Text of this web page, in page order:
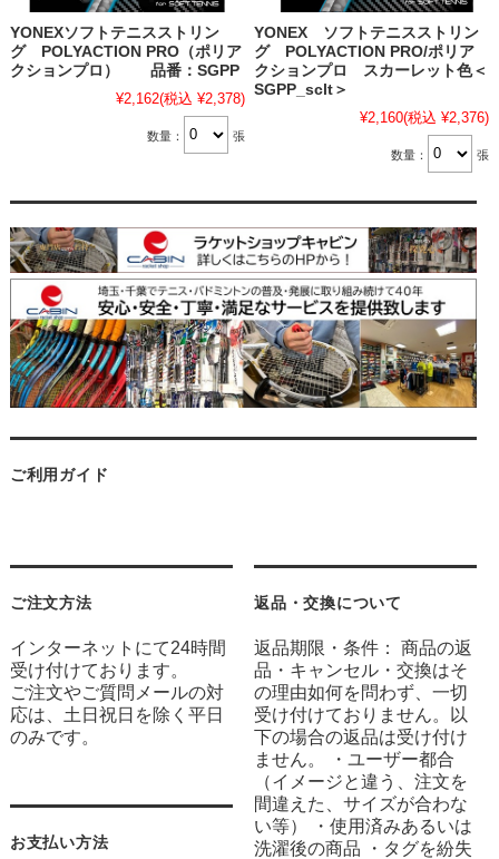
YONEXソフトテニスストリン
グ POLYACTION PRO（ポリア
クションプロ） 品番：SGPP
¥2,162(税込 ¥2,378)
数量： 張
YONEX ソフトテニスストリン
グ POLYACTION PRO/ポリア
クションプロ スカーレット色＜
SGPP_sclt＞
¥2,160(税込 ¥2,376)
数量： 張
ご利用ガイド
ご注文方法
インターネットにて24時間
受け付けております。
ご注文やご質問メールの対
応は、土日祝日を除く平日
のみです。
お支払い方法
返品・交換について
返品期限・条件： 商品の返
品・キャンセル・交換はそ
の理由如何を問わず、一切
受け付けておりません。以
下の場合の返品は受け付け
ません。 ・ユーザー都合
（イメージと違う、注文を
間違えた、サイズが合わな
い等） ・使用済みあるいは
洗濯後の商品 ・タグを紛失